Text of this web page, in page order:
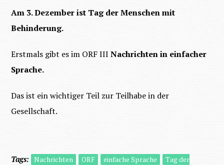
Am 3. Dezember ist Tag der Menschen mit
Behinderung.
Erstmals gibt es im ORF IIINachrichten in einfacher
Sprache.
Das ist ein wichtiger Teil zur Teilhabe in der
Gesellschaft.
Tags: Nachrichten ORF einfache Sprache
Tag der